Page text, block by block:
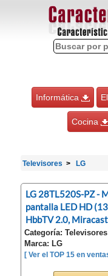
Informática
Cocina
Televisores LG
LG 28TL520S-PZ -
pantalla LED HD
HbbTV 2.0,
Categoría: Televisores
Marca: LG
[ Ver el TOP 15 en